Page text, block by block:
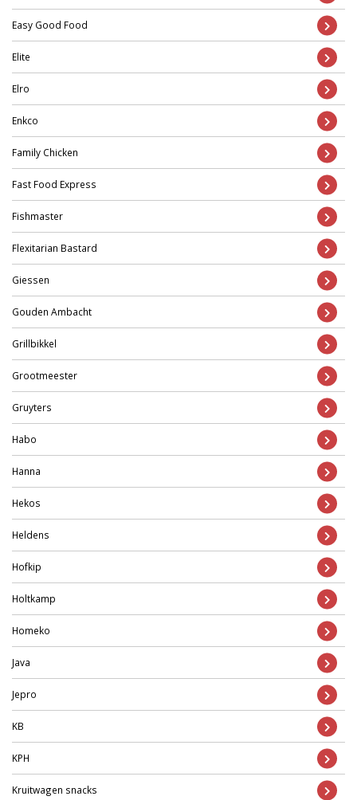
Easy Good Food
Elite
Elro
Enkco
Family Chicken
Fast Food Express
Fishmaster
Flexitarian Bastard
Giessen
Gouden Ambacht
Grillbikkel
Grootmeester
Gruyters
Habo
Hanna
Hekos
Heldens
Hofkip
Holtkamp
Homeko
Java
Jepro
KB
KPH
Kruitwagen snacks